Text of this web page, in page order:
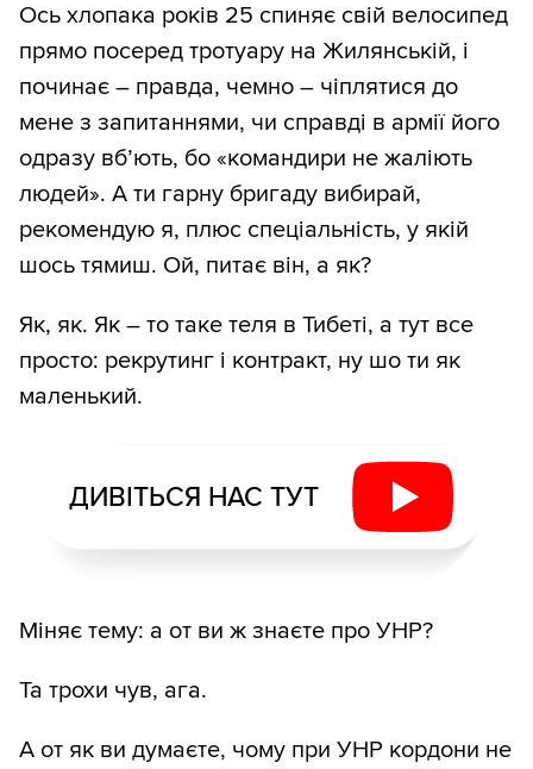
Ось хлопака років 25 спиняє свій велосипед
прямо посеред тротуару на Жилянській, і
починає – правда, чемно – чіплятися до
мене з запитаннями, чи справді в армії його
одразу вб’ють, бо «командири не жаліють
людей». А ти гарну бригаду вибирай,
рекомендую я, плюс спеціальність, у якій
шось тямиш. Ой, питає він, а як?
Як, як. Як – то таке теля в Тибеті, а тут все
просто: рекрутинг і контракт, ну шо ти як
маленький.
ДИВІТЬСЯ НАС ТУТ
Міняє тему: а от ви ж знаєте про УНР?
Та трохи чув, ага.
А от як ви думаєте, чому при УНР кордони не